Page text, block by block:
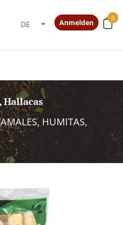
0
Anmelden
Hallacas
HUMITAS,